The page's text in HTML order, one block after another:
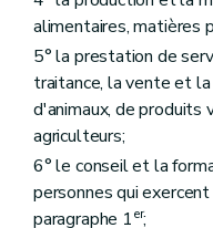
Art. D173
Art. D174
Art. D175
Art. D176
Art. D177
Chapitre II Le
Art. D178
Art. D179
Art. D180
Art. D181
alimentaires, matières
5° la prestation de
traitance, la vente et
d'animaux, de produits
agriculteurs;
6° le conseil et la
personnes qui
paragraphe 1er;